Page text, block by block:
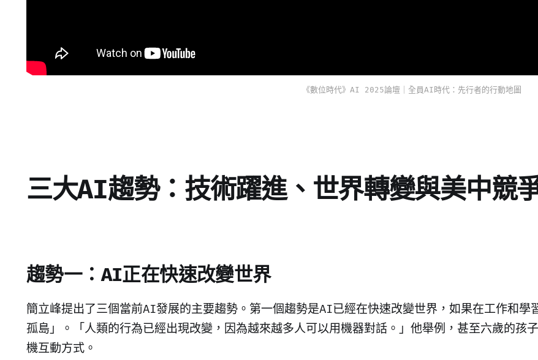
《數位時代》AI 2025論壇｜全員AI時代：先行者的行動地圖
三大AI趨勢：技術躍進、世界轉變與美中競
趨勢一：AI正在快速改變世界
簡立峰提出了三個當前AI發展的主要趨勢。第一個趨勢是AI已經在快速改變世界，如果在工作和
孤島」。「人類的行為已經出現改變，因為越來越多人可以用機器對話。」他舉例，甚至六歲的孩
機互動方式。